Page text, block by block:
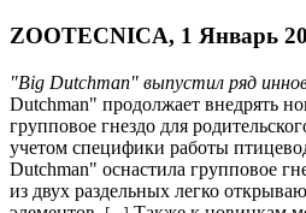
ZOOTECNICA, 1 Январь
"Big Dutchman" выпустил ряд
Dutchman" продолжает внедрять
групповое гнездо для
учетом специфики работы
Dutchman" оснастила групповое
из двух раздельных легко